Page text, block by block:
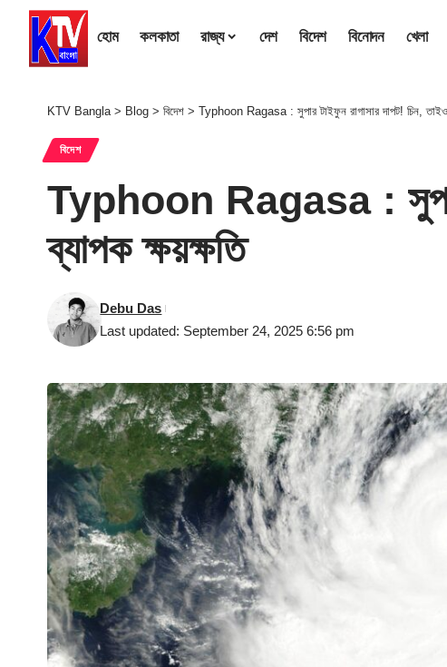
হোম কলকাতা রাজ্য দেশ বিদেশ বিনোদন খেলা
KTV Bangla> Blog > বিদেশ > Typhoon Ragasa : সুপার টাইফুন রাগাসার দাপট! চিন,
বিদেশ
Typhoon Ragasa : সুপার
ব্যাপক ক্ষয়ক্ষতি
Last updated: September 24, 2025 6:56 pm
Debu Das